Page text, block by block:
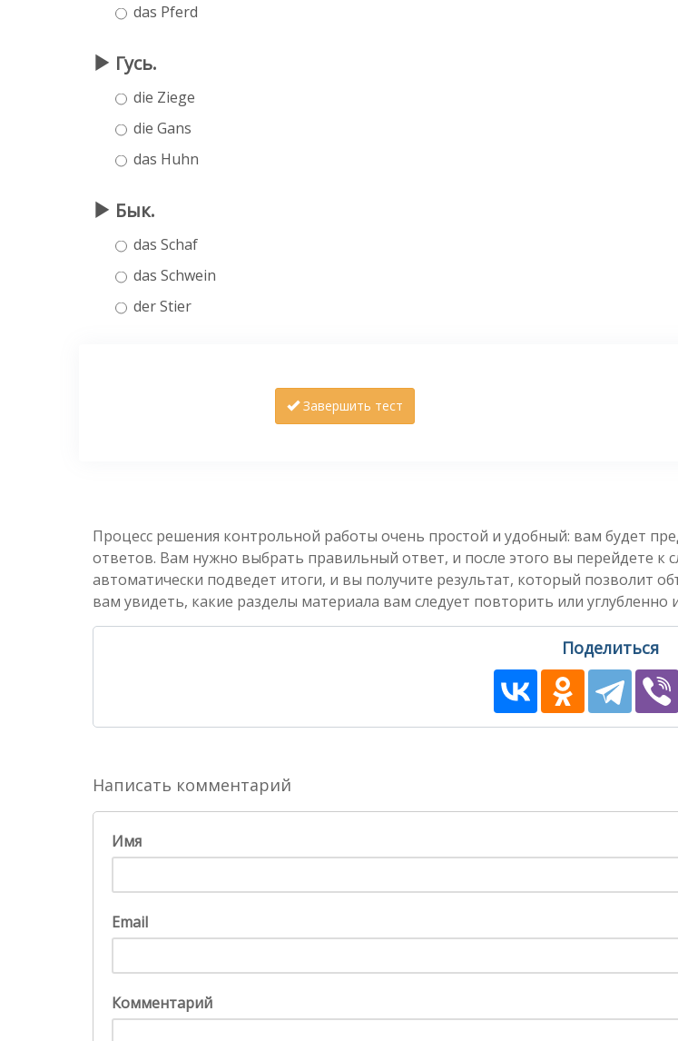
das Pferd
Гусь.
die Ziege
die Gans
das Huhn
Бык.
das Schaf
das Schwein
der Stier
Завершить тест
Процесс решения контрольной работы очень простой и удобный: вам будет
ответов. Вам нужно выбрать правильный ответ, и после этого вы перейдете к
автоматически подведет итоги, и вы получите результат, который позволит
вам увидеть, какие разделы материала вам следует повторить или углубленно
Поделиться
Написать комментарий
Имя
Email
Комментарий